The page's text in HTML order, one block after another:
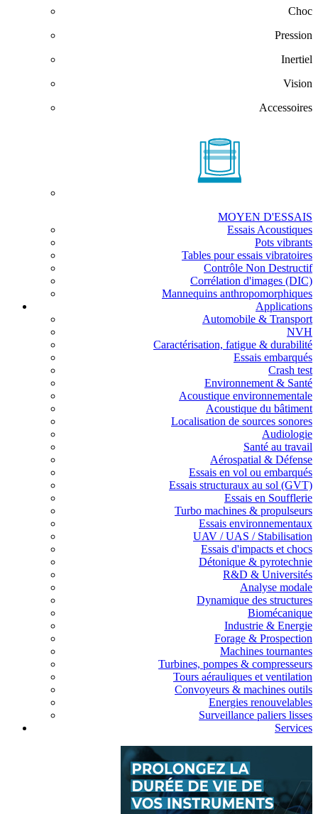
Choc
Pression
Inertiel
Vision
Accessoires
MOYEN D'ESSAIS
Essais Acoustiques
Pots vibrants
Tables pour essais vibratoires
Contrôle Non Destructif
Corrélation d'images (DIC)
Mannequins anthropomorphiques
Applications
Automobile & Transport
NVH
Caractérisation, fatigue & durabilité
Essais embarqués
Crash test
Environnement & Santé
Acoustique environnementale
Acoustique du bâtiment
Localisation de sources sonores
Audiologie
Santé au travail
Aérospatial & Défense
Essais en vol ou embarqués
Essais structuraux au sol (GVT)
Essais en Soufflerie
Turbo machines & propulseurs
Essais environnementaux
UAV / UAS / Stabilisation
Essais d'impacts et chocs
Détonique & pyrotechnie
R&D & Universités
Analyse modale
Dynamique des structures
Biomécanique
Industrie & Energie
Forage & Prospection
Machines tournantes
Turbines, pompes & compresseurs
Tours aérauliques et ventilation
Convoyeurs & machines outils
Energies renouvelables
Surveillance paliers lisses
Services